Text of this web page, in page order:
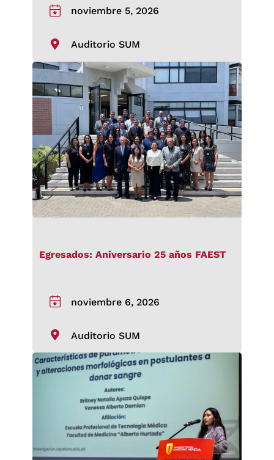
noviembre 5, 2026
Auditorio SUM
Egresados: Aniversario 25 años FAEST
noviembre 6, 2026
Auditorio SUM